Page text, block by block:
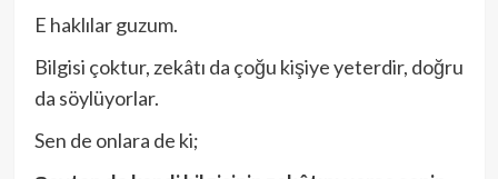
E haklılar guzum.
Bilgisi çoktur, zekâtı da çoğu kişiye yeterdir, doğru
da söylüyorlar.
Sen de onlara de ki;